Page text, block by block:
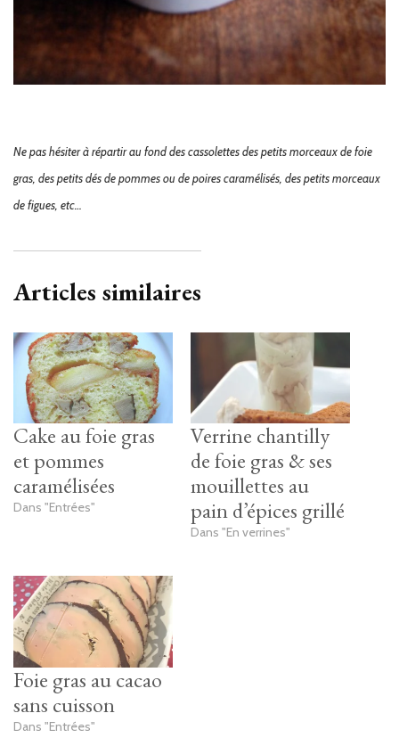
Ne pas hésiter à répartir au fond des cassolettes des petits morceaux de foie
gras, des petits dés de pommes ou de poires caramélisés, des petits morceaux
de figues, etc…
Articles similaires
Cake au foie gras
et pommes
caramélisées
Dans "Entrées"
Verrine chantilly
de foie gras & ses
mouillettes au
pain d’épices grillé
Dans "En verrines"
Foie gras au cacao
sans cuisson
Dans "Entrées"